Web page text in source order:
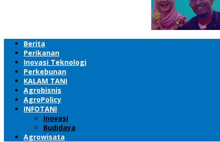
Berita
Perikanan
Inovasi Teknologi
Perkebunan
KALAM TANI
Agrobisnis
AgroPolicy
INFOTANI
Inovasi
Budidaya
Agrowisata